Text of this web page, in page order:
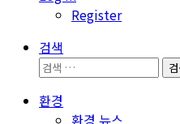
Register
검색
검
환경
환경 뉴스